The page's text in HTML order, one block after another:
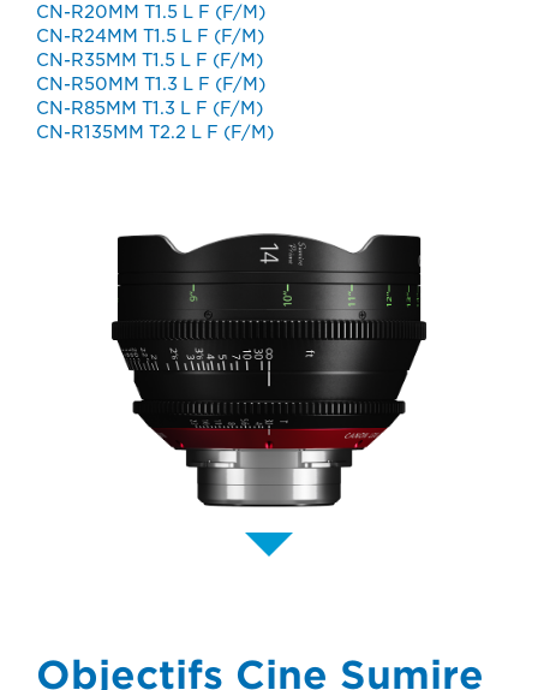
CN-R20MM T1.5 L F (F/M)
CN-R24MM T1.5 L F (F/M)
CN-R35MM T1.5 L F (F/M)
CN-R50MM T1.3 L F (F/M)
CN-R85MM T1.3 L F (F/M)
CN-R135MM T2.2 L F (F/M)
Objectifs Cine Sumire